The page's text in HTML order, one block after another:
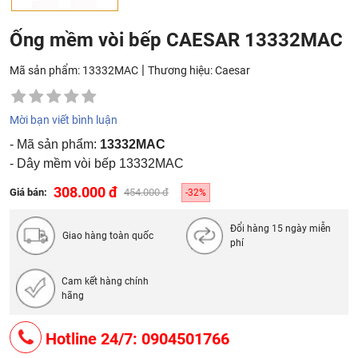
Ống mềm vòi bếp CAESAR 13332MAC
Mã sản phẩm: 13332MAC | Thương hiệu:Caesar
Mời bạn viết bình luận
- Mã sản phẩm: 13332MAC
- Dây mềm vòi bếp 13332MAC
Giá bán: 308.000 đ 454.000 đ -32%
Giao hàng toàn quốc
Đổi hàng 15 ngày miễn
phí
Cam kết hàng chính
hãng
Hotline 24/7: 0904501766